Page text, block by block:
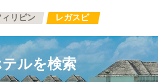
ィリピン レガスピ
ルを検索